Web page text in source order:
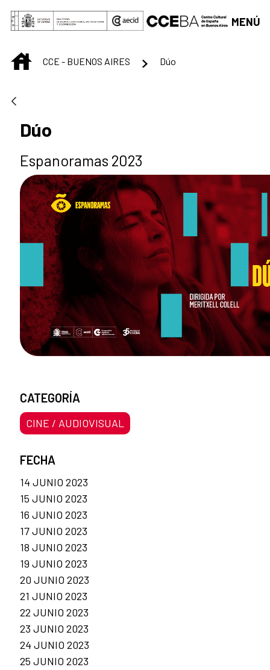
Saltar al contenido principal
MENÚ
INICIOCCE - BUENOS AIRES Dúo
Dúo
Espanoramas 2023
CATEGORÍA
CINE / AUDIOVISUAL
FECHA
14 JUNIO 2023
15 JUNIO 2023
16 JUNIO 2023
17 JUNIO 2023
18 JUNIO 2023
19 JUNIO 2023
20 JUNIO 2023
21 JUNIO 2023
22 JUNIO 2023
23 JUNIO 2023
24 JUNIO 2023
25 JUNIO 2023